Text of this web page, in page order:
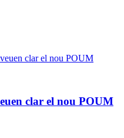
clar el nou POUM